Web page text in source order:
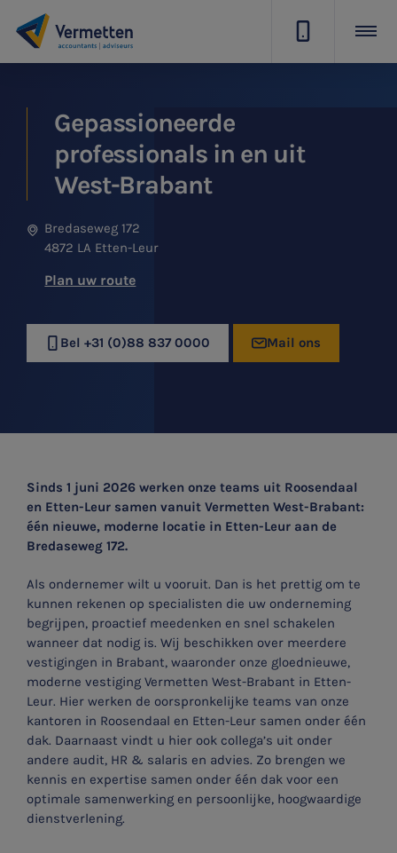
Gepassioneerde
professionals in en uit
West-Brabant
Bredaseweg 172
4872 LA Etten-Leur
Plan uw route
Bel +31 (0)88 837 0000 Mail ons
Sinds 1 juni 2026 werken onze teams uit Roosendaal
en Etten-Leur samen vanuit Vermetten West-Brabant:
één nieuwe, moderne locatie in Etten-Leur aan de
Bredaseweg 172.
Als ondernemer wilt u vooruit. Dan is het prettig om te
kunnen rekenen op specialisten die uw onderneming
begrijpen, proactief meedenken en snel schakelen
wanneer dat nodig is. Wij beschikken over meerdere
vestigingen in Brabant, waaronder onze gloednieuwe,
moderne vestiging Vermetten West-Brabant in Etten-
Leur. Hier werken de oorspronkelijke teams van onze
kantoren in Roosendaal en Etten-Leur samen onder één
dak. Daarnaast vindt u hier ook collega’s uit onder
andere audit, HR & salaris en advies. Zo brengen we
kennis en expertise samen onder één dak voor een
optimale samenwerking en persoonlijke, hoogwaardige
dienstverlening.